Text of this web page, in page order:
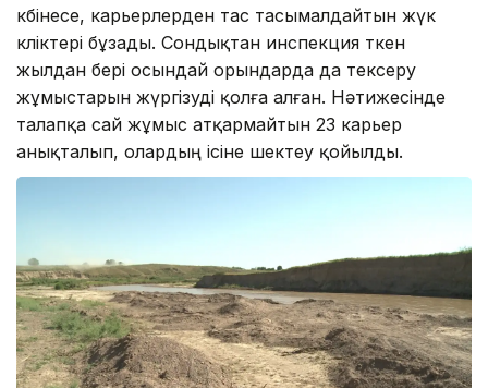
көбінесе, карьерлерден тас тасымалдайтын жүк
көліктері бұзады. Сондықтан инспекция өткен
жылдан бері осындай орындарда да тексеру
жұмыстарын жүргізуді қолға алған. Нәтижесінде
талапқа сай жұмыс атқармайтын 23 карьер
анықталып, олардың ісіне шектеу қойылды.